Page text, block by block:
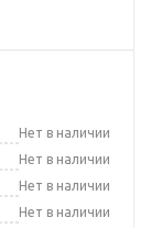
Нет в наличии
Нет в наличии
Нет в наличии
Нет в наличии